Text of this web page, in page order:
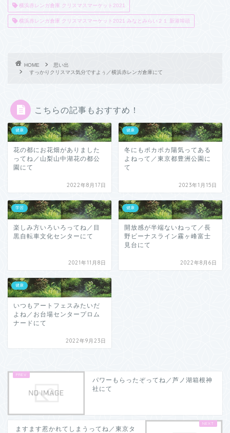
横浜赤レンガ倉庫 クリスマスマーケット2021
横浜赤レンガ倉庫 クリスマスマーケット2021 みなとみらい２１ 新港埠頭
HOME
思い出
すっかりクリスマス気分ですよぅ／横浜赤レンガ倉庫にて
こちらの記事もおすすめ！
健康
花の都にお花畑がありました
ってね／山梨山中湖花の都公
園にて
2022年8月17日
健康
冬にもポカポカ陽気ってある
よねって／東京都豊洲公園に
て
2023年1月15日
学習
楽しみ方いろいろってね／目
黒自転車文化センターにて
2021年11月8日
健康
開放感が半端ないねって／長
野ビーナスライン霧ヶ峰富士
見台にて
2022年8月6日
健康
いつもアートフェスみたいだ
よね／お台場センタープロム
ナードにて
2022年9月23日
パワーもらったぞってね／芦ノ湖箱根神
社にて
ますます惹かれてしまうってね／東京タ